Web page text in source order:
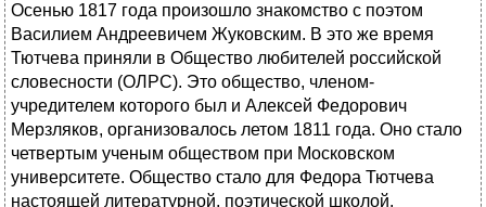
Осенью 1817 года произошло знакомство с поэтом
Василием Андреевичем Жуковским. В это же время
Тютчева приняли в Общество любителей российской
словесности (ОЛРС). Это общество, членом-
учредителем которого был и Алексей Федорович
Мерзляков, организовалось летом 1811 года. Оно стало
четвертым ученым обществом при Московском
университете. Общество стало для Федора Тютчева
настоящей литературной, поэтической школой.